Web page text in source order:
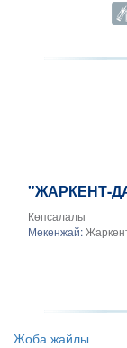
"ЖАРКЕНТ-
Көпсалалы
Мекенжай:
Жоба жайлы